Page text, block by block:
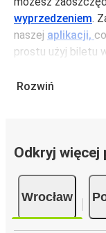
wyprzedzeniem.
naszej aplikacji,
prostu użyj biletu
Gaulle kosztują
węglowego,
Podróż na
Charles de
Trasa Wrocław -
Rozwiń
Odkryj więcej
Wrocław